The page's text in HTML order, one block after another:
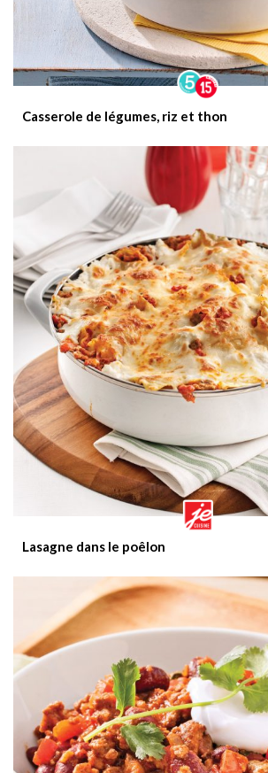
Casserole de légumes, riz et thon
Lasagne dans le poêlon